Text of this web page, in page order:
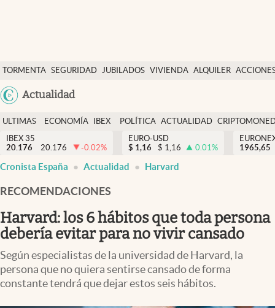
TORMENTA SEGURIDAD JUBILADOS VIVIENDA ALQUILER
USA
Actualidad
Economía y finanzas
Política
Actualidad
Criptomonedas
España
ULTIMAS
NOTICIAS
ECONOMÍA
FINANZAS
IBEX
EURO
POLÍTICA ACTUALIDAD
IBEX 35
20.176
20.176 -0.02%
EURO-USD
$ 1,16 $ 1,16 0.01%
1965,65
Cronista España Actualidad Harvard
RECOMENDACIONES
Harvard: los 6 hábitos que toda persona
debería evitar para no vivir cansado
Según especialistas de la universidad de Harvard, la
persona que no quiera sentirse cansado de forma
constante tendrá que dejar estos seis hábitos.